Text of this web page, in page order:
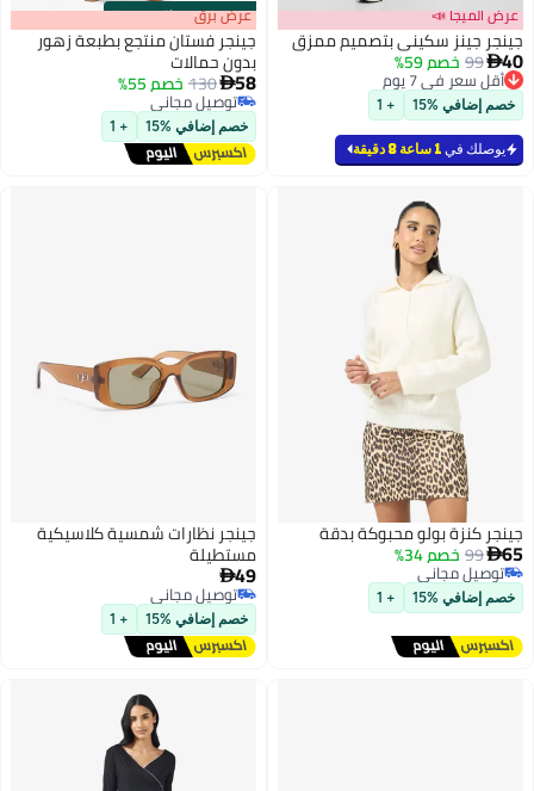
عرض الميجا 📣
جينجر جينز سكيني بتصميم ممزق
40
99 خصم 59%
أقل سعر في 7 يوم
أقل سعر في 7 يوم
خصم إضافي %15 + 1
يوصلك في 1 ساعة 8 دقيقة
00m:00s
·باقي 100% عرض برق
جينجر فستان منتجع بطبعة زهور
بدون حمالات
58
130 خصم 55%
توصيل مجاني
توصيل مجاني
خصم إضافي %15 + 1
جينجر كنزة بولو محبوكة بدقة
65
99 خصم 34%
توصيل مجاني
توصيل مجاني
خصم إضافي %15 + 1
جينجر نظارات شمسية كلاسيكية
مستطيلة
49
توصيل مجاني
توصيل مجاني
خصم إضافي %15 + 1